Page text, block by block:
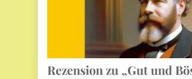
Rezension zu „Gut und